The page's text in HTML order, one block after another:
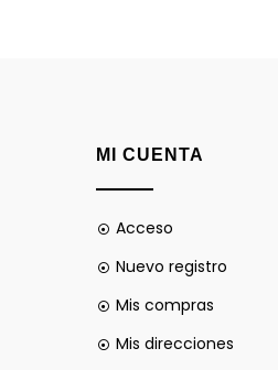
MI CUENTA
Acceso
Nuevo registro
Mis compras
Mis direcciones